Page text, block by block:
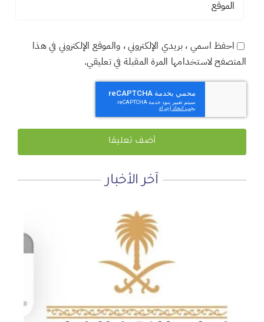
آخر الأخبار
الجمعية الخيرية للخدمات الاجتماعية بنجران تنفذ مشروعي
أجتاحني الخريف .. و أعادني الربيع
احفظ اسمي ، بريدي الإلكتروني ، والموقع الإلكتروني في هذا
المتصفح لاستخدامها المرة المقبلة في تعليقي.